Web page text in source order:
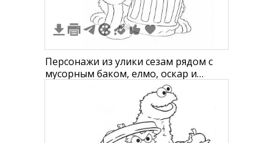
Персонажи из улики сезам рядом с
мусорным баком, елмо, оскар и